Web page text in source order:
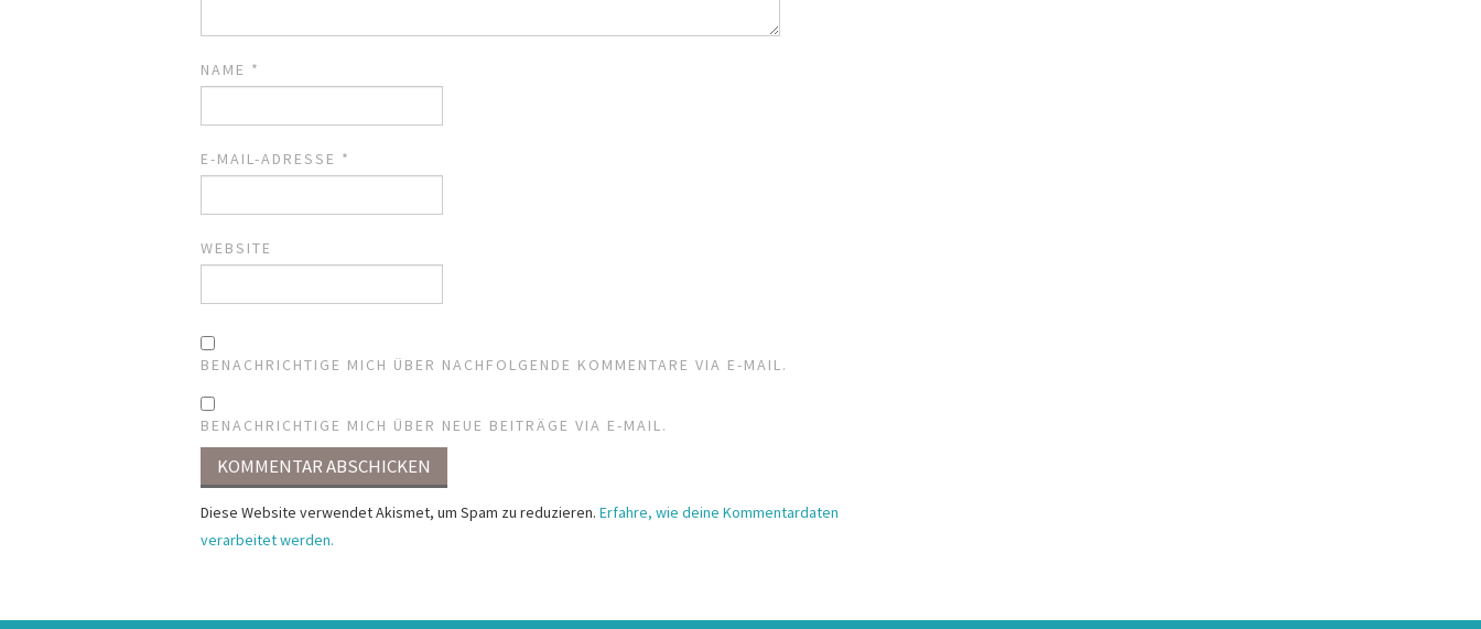
NAME *
E-MAIL-ADRESSE *
WEBSITE
BENACHRICHTIGE MICH ÜBER NACHFOLGENDE KOMMENTARE VIA E-MAIL.
BENACHRICHTIGE MICH ÜBER NEUE BEITRÄGE VIA E-MAIL.
Diese Website verwendet Akismet, um Spam zu reduzieren. Erfahre, wie deine Kommentardaten
verarbeitet werden.